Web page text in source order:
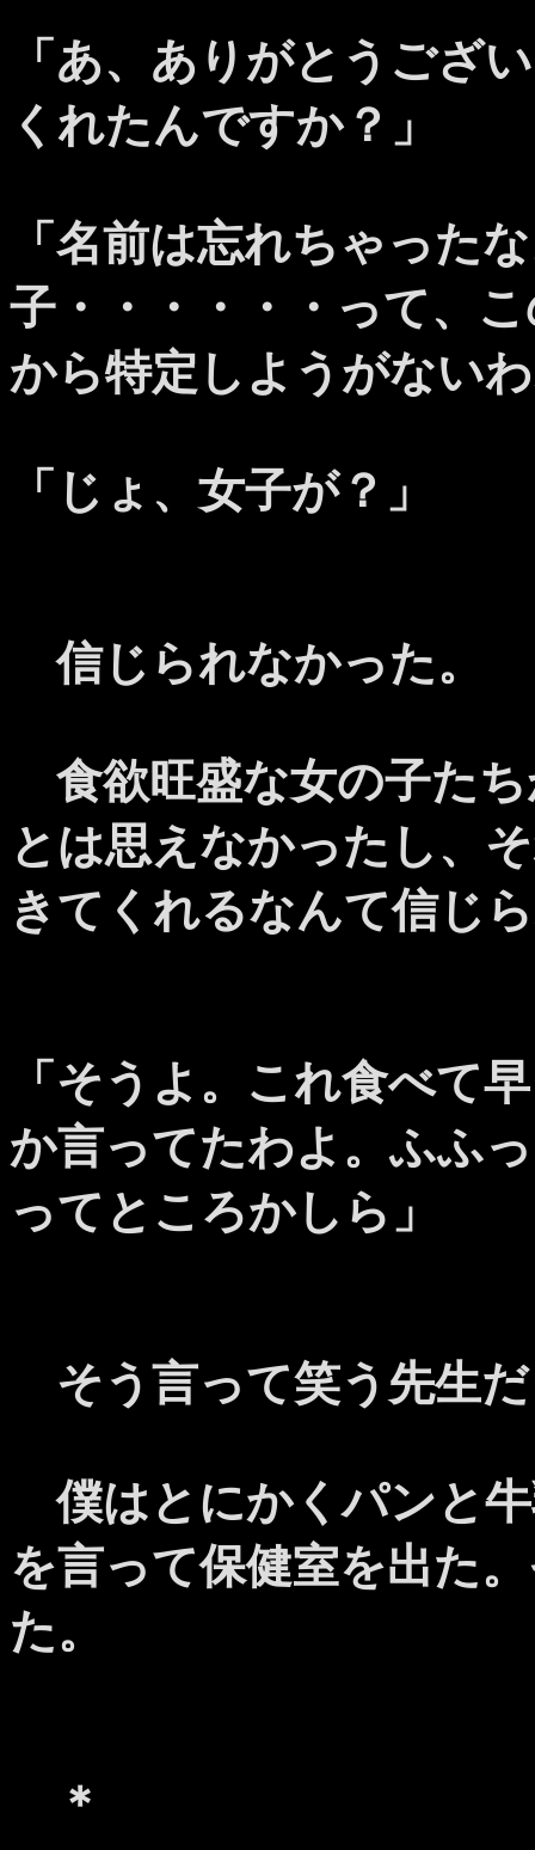
「あ、ありがとうござ
くれたんですか？」
「名前は忘れちゃった
子・・・・・・って、
から特定しようがない
「じょ、女子が？」
信じられなかった。
食欲旺盛な女の子た
とは思えなかったし、
きてくれるなんて信じ
「そうよ。これ食べて
か言ってたわよ。ふふ
ってところかしら」
そう言って笑う先生
僕はとにかくパンと
を言って保健室を出た
た。
＊